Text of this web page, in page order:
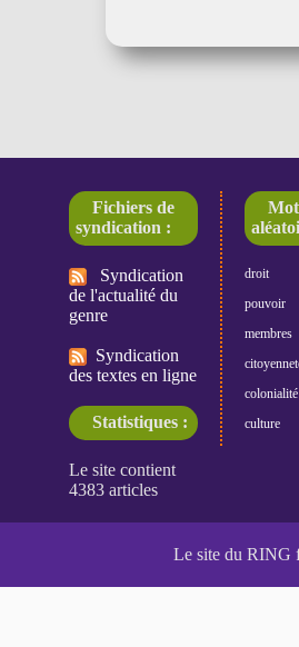
Fichiers de
syndication :
Syndication
de l'actualité du
genre
Syndication
des textes en ligne
Statistiques :
droit
pouvoir
membres
colonialité
culture
Le site du RING